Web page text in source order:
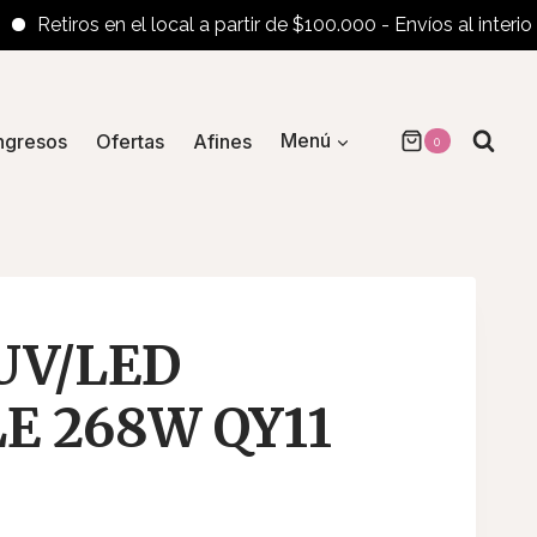
en el local a partir de $100.000 - Envíos al interior a
Ofertas Afines Menú 0
LED
268W QY11